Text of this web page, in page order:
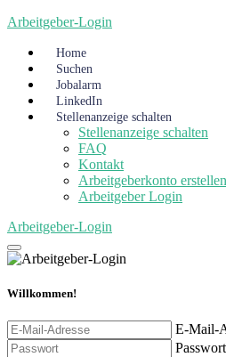
Arbeitgeber-Login
Home
Suchen
Jobalarm
LinkedIn
Stellenanzeige schalten
Stellenanzeige schalten
FAQ
Kontakt
Arbeitgeberkonto erstellen
Arbeitgeber Login
Arbeitgeber-Login
Willkommen!
E-Mail-
Passwort